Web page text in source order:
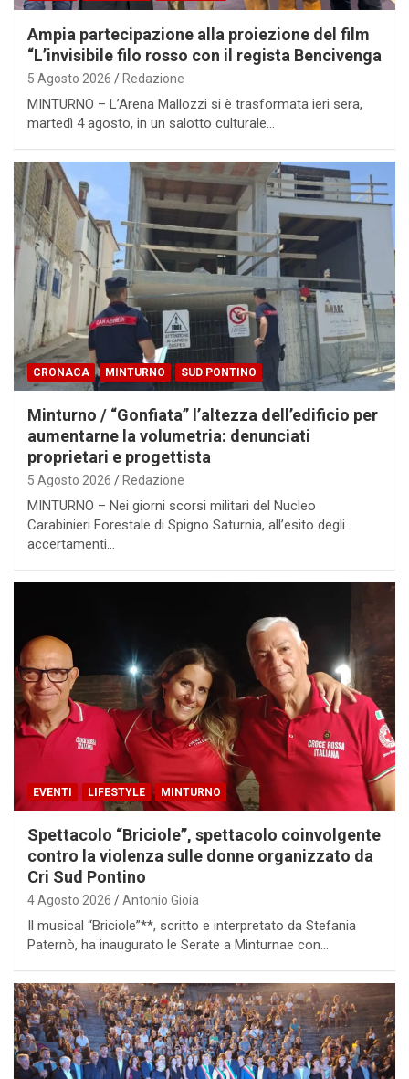
Ampia partecipazione alla proiezione del film
“L’invisibile filo rosso con il regista Bencivenga
5 Agosto 2026 Redazione
MINTURNO – L’Arena Mallozzi si è trasformata ieri sera,
martedì 4 agosto, in un salotto culturale…
CRONACA MINTURNO SUD PONTINO
Minturno / “Gonfiata” l’altezza dell’edificio per
aumentarne la volumetria: denunciati
proprietari e progettista
5 Agosto 2026 Redazione
MINTURNO – Nei giorni scorsi militari del Nucleo
Carabinieri Forestale di Spigno Saturnia, all’esito degli
accertamenti…
EVENTI LIFESTYLE MINTURNO
Spettacolo “Briciole”, spettacolo coinvolgente
contro la violenza sulle donne organizzato da
Cri Sud Pontino
4 Agosto 2026 Antonio Gioia
Il musical “Briciole”**, scritto e interpretato da Stefania
Paternò, ha inaugurato le Serate a Minturnae con…